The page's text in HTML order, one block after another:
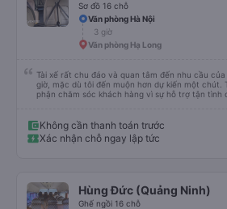
Sơ đồ 16 chỗ
Văn phòng Hà Nội
3 giờ
Văn phòng Hạ Long
Tài xế rất chu đáo và quan tâm đến nhu cầu
giờ, mặc dù tôi đến muộn hơn dự kiến ​​một chút.
phận chăm sóc khách hàng vì sự hỗ trợ tận tình
Không cần thanh toán trước
Xác nhận chỗ ngay lập tức
Hùng Đức (Quảng Ninh)
Ghế ngồi 16 chỗ